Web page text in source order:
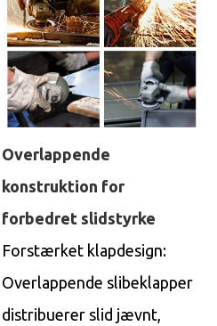
Overlappende
konstruktion for
forbedret slidstyrke
Forstærket klapdesign:
Overlappende slibeklapper
distribuerer slid jævnt,